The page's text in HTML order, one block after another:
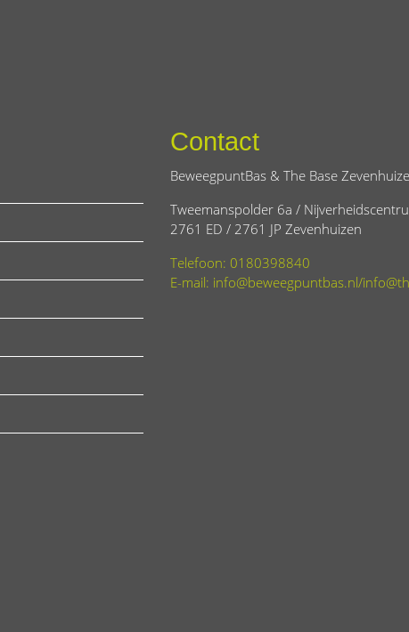
Contact
BeweegpuntBas & The Base
Tweemanspolder 6a /
2761 ED / 2761 JP Zevenhuizen
Telefoon: 0180398840
E-mail: info@beweegpuntbas.nl/